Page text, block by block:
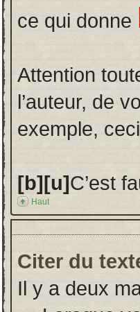
ce qui donne
Attention
l’auteur, de
exemple,
[b][u]C’est
Haut
Citer du
Il y a deux